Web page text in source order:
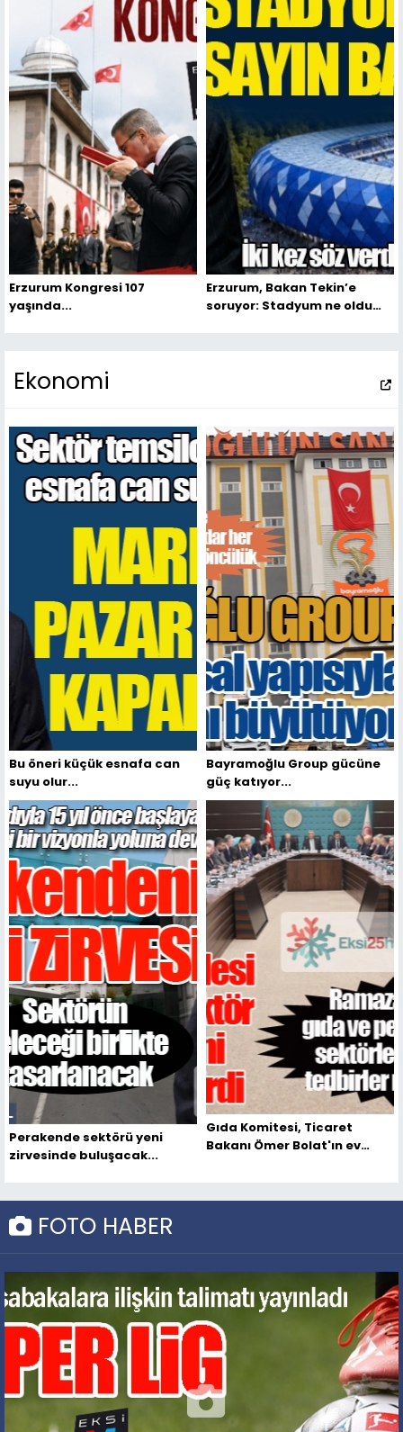
Erzurum Kongresi 107
yaşında...
Erzurum, Bakan Tekin’e
soruyor: Stadyum ne oldu
Ekonomi
Bu öneri küçük esnafa can
suyu olur...
Bayramoğlu Group gücüne
güç katıyor...
Perakende sektörü yeni
zirvesinde buluşacak...
Gıda Komitesi, Ticaret
Bakanı Ömer Bolat'ın ev
FOTO HABER